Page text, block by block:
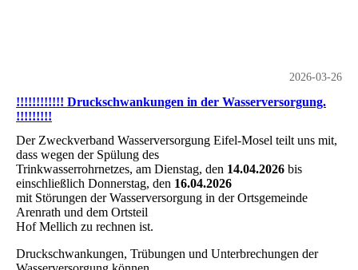
2026-03-26
!!!!!!!!!!!! Druckschwankungen in der Wasserversorgung.
!!!!!!!!!
Der Zweckverband Wasserversorgung Eifel-Mosel teilt uns mit,
dass wegen der Spülung des
Trinkwasserrohrnetzes, am Dienstag, den 14.04.2026 bis
einschließlich Donnerstag, den 16.04.2026
mit Störungen der Wasserversorgung in der Ortsgemeinde
Arenrath und dem Ortsteil
Hof Mellich zu rechnen ist.
Druckschwankungen, Trübungen und Unterbrechungen der